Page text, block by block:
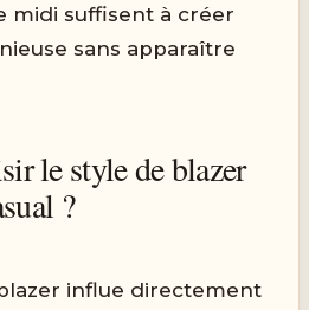
midi suffisent à créer
sans apparaître
le style de blazer
?
influe directement